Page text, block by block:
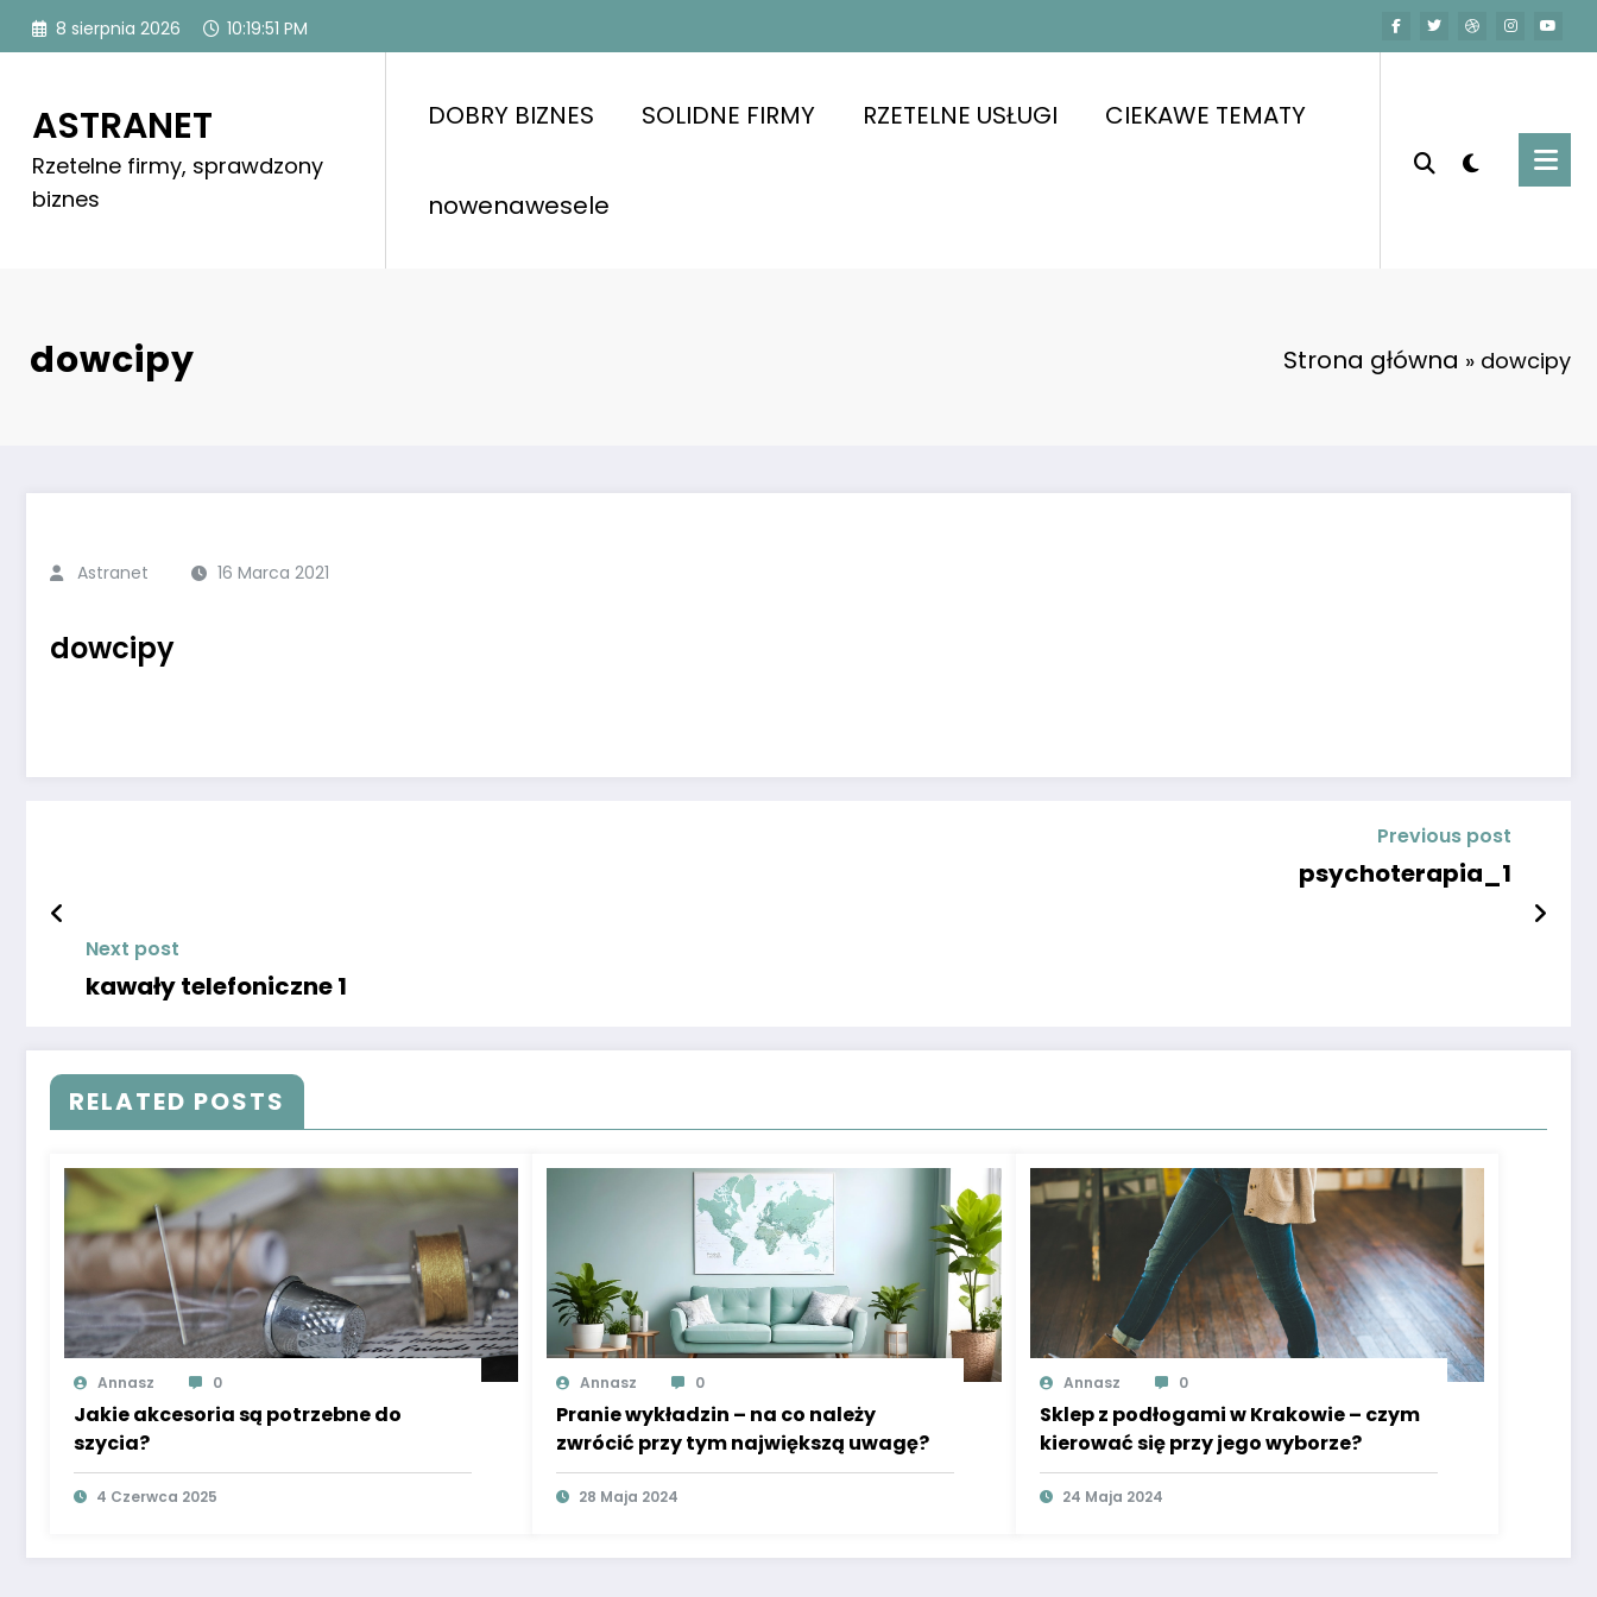
Skip
8 sierpnia 2026 10:19:52 PM
ASTRANET
Rzetelne firmy, sprawdzony
biznes
DOBRY BIZNES SOLIDNE FIRMY RZETELNE USŁUGI CIEKAWE TEMATY
nowenawesele
dowcipy Strona główna » dowcipy
Astranet 16 Marca 2021
dowcipy
Previous post
psychoterapia_1
Next post
kawały telefoniczne 1
RELATED POSTS
Annasz 0
Jakie akcesoria są potrzebne do
szycia?
4 Czerwca 2025
Annasz 0
Pranie wykładzin – na co należy
zwrócić przy tym największą uwagę?
28 Maja 2024
Annasz 0
Sklep z podłogami w Krakowie – czym
kierować się przy jego wyborze?
24 Maja 2024